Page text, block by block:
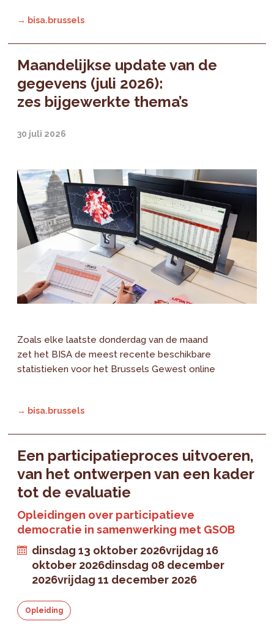
→ bisa.brussels
Maandelijkse update van de
gegevens (juli 2026):
zes bijgewerkte thema’s
30 juli 2026
Zoals elke laatste donderdag van de maand
zet het BISA de meest recente beschikbare
statistieken voor het Brussels Gewest online
→ bisa.brussels
Een participatieproces uitvoeren,
van het ontwerpen van een kader
tot de evaluatie
Opleidingen over participatieve
democratie in samenwerking met GSOB
dinsdag 13 oktober 2026vrijdag 16
oktober 2026dinsdag 08 december
2026vrijdag 11 december 2026
Opleiding